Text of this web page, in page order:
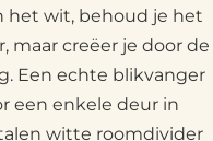
het wit, behoud je het
maar creëer je door de
Een echte blikvanger
een enkele deur in
witte roomdivider